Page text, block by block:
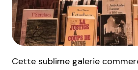
Cette sublime galerie